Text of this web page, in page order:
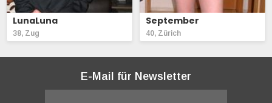
LunaLuna
38, Zug
September
40, Zürich
E-Mail für Newsletter